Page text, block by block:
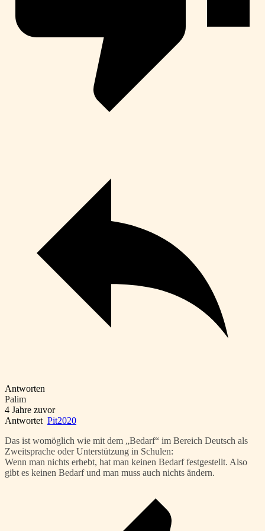
Antworten
Palim
4 Jahre zuvor
Antwortet Pit2020
Das ist womöglich wie mit dem „Bedarf“ im Bereich Deutsch als
Zweitsprache oder Unterstützung in Schulen:
Wenn man nichts erhebt, hat man keinen Bedarf festgestellt. Also
gibt es keinen Bedarf und man muss auch nichts ändern.